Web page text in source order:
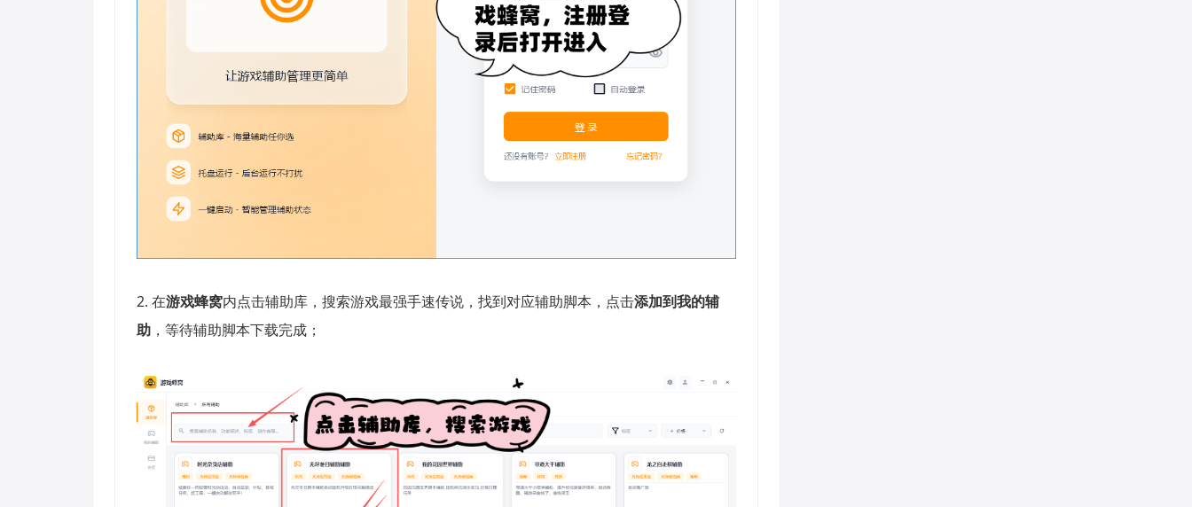
2. 在游戏蜂窝内点击辅助库，搜索游戏最强手速传说，找到对应辅助脚本，点击添加到我的辅
助 ，等待辅助脚本下载完成；